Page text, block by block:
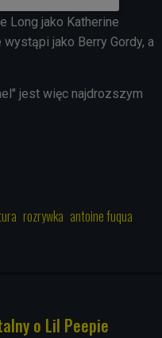
Long jako Katherine
jako Berry Gordy, a
jest więc najdrozszym
rozrywka antoine fuqua
o Lil Peepie